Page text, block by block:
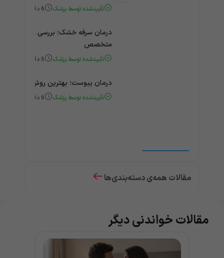
تأییدشده توسط پزشک 6 دقیقه
درمان سرفه خشک؛ بررسی علت و
متخصص
تأییدشده توسط پزشک 6 دقیقه
درمان یبوست؛ بهترین روش‌های
تأییدشده توسط پزشک 6 دقیقه
مقالات همه‌ی دسته‌بندی‌ها
مقالات خواندنی دیگر